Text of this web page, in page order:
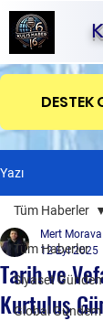
DESTEK
Yazı
Tüm Haberler
Siyaset
Global Gündem
Tüm Haberler
Tarih ve
Kurtuluş
Mert Morava
12 Eyl 2025